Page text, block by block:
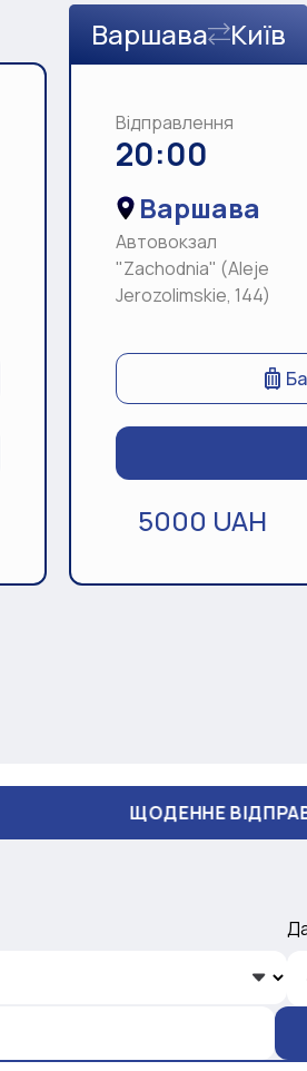
Варшава Київ
Відправлення
20:00
Варшава
Автовокзал
"Zachodnia" (Aleje
Jerozolimskie, 144)
5000 UAH
ЩОДЕННЕ ВІДПРАВЛЕННЯ